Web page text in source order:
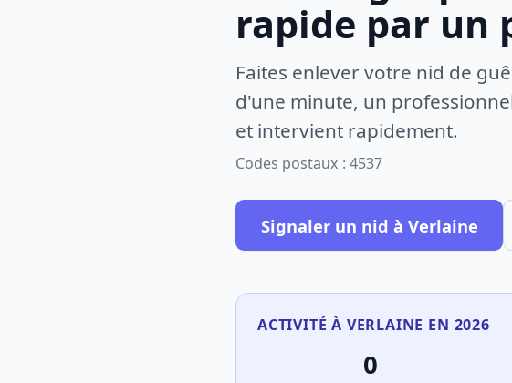
rapide par un
Faites enlever votre nid de
d'une minute, un
et intervient rapidement.
Codes postaux : 4537
Signaler un nid à Verlaine
ACTIVITÉ À VERLAINE EN 2026
0